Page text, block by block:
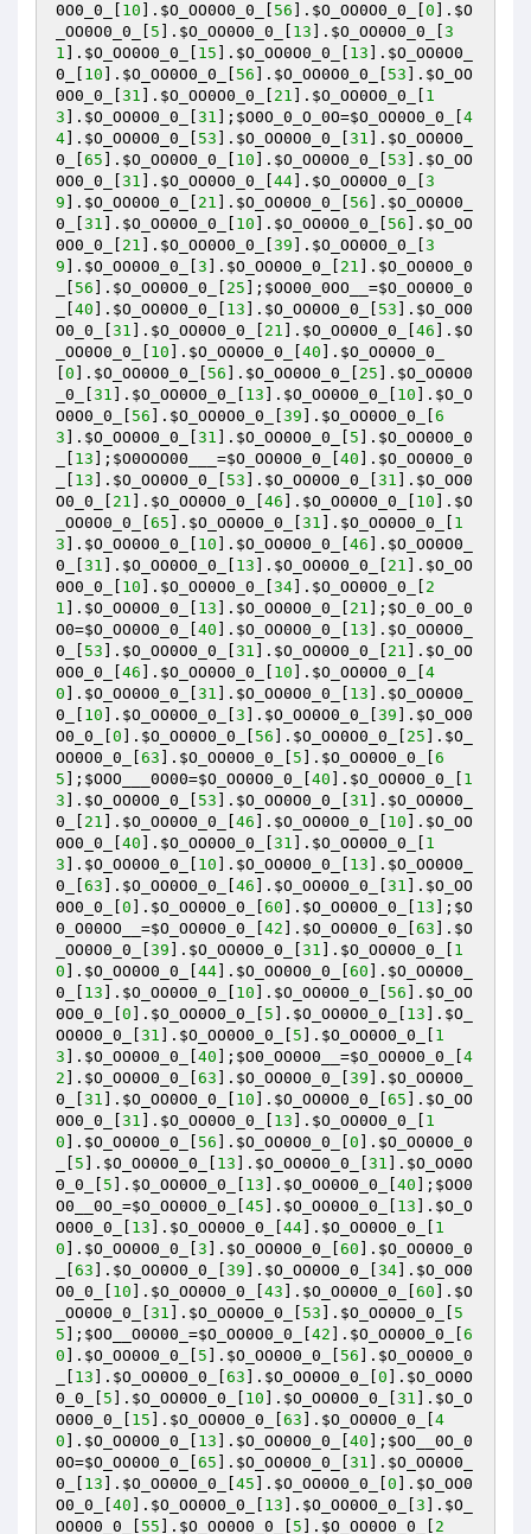
0O0_0_
10 ]. $O_OO0O0_0_ 56 ]. $O_OO0O0_0_ 0 ]. $O
_OO0O0_0_
5 ]. $O_OO0O0_0_ 13 ]. $O_OO0O0_0_
3
1 ]. $O_OO0O0_0_ 15 ]. $O_OO0O0_0_ 13 ]. $O_OO0O0_
0_
10 ]. $O_OO0O0_0_ 56 ]. $O_OO0O0_0_ 53 ]. $O_OO
0O0_0_
31 ]. $O_OO0O0_0_ 21 ]. $O_OO0O0_0_
1
3 ]. $O_OO0O0_0_ 31 ]; $O0O_0_O_0O=$O_OO0O0_0_
4
4 ]. $O_OO0O0_0_ 53 ]. $O_OO0O0_0_ 31 ]. $O_OO0O0_
0_
65 ]. $O_OO0O0_0_ 10 ]. $O_OO0O0_0_ 53 ]. $O_OO
0O0_0_
31 ]. $O_OO0O0_0_ 44 ]. $O_OO0O0_0_
3
9 ]. $O_OO0O0_0_ 21 ]. $O_OO0O0_0_ 56 ]. $O_OO0O0_
0_
31 ]. $O_OO0O0_0_ 10 ]. $O_OO0O0_0_ 56 ]. $O_OO
0O0_0_
21 ]. $O_OO0O0_0_ 39 ]. $O_OO0O0_0_
3
9 ]. $O_OO0O0_0_ 3 ]. $O_OO0O0_0_ 21 ]. $O_OO0O0_0
56 ]. $O_OO0O0_0_ 25 ]; $OO00_0OO__ =$O_OO0O0_0
40 ]. $O_OO0O0_0_ 13 ]. $O_OO0O0_0_ 53 ]. $O_OO0
O0_0_
31 ]. $O_OO0O0_0_ 21 ]. $O_OO0O0_0_ 46 ]. $O
_OO0O0_0_
10 ]. $O_OO0O0_0_ 40 ]. $O_OO0O0_0_
0 ]. $O_OO0O0_0_ 56 ]. $O_OO0O0_0_ 25 ]. $O_OO0O0
_0_
31 ]. $O_OO0O0_0_ 13 ]. $O_OO0O0_0_ 10 ]. $O_O
O0O0_0_
56 ]. $O_OO0O0_0_ 39 ]. $O_OO0O0_0_
6
3 ]. $O_OO0O0_0_ 31 ]. $O_OO0O0_0_ 5 ]. $O_OO0O0_0
13 ]; $O0OOO00___ =$O_OO0O0_0_ 40 ]. $O_OO0O0_0
13 ]. $O_OO0O0_0_ 53 ]. $O_OO0O0_0_ 31 ]. $O_OO0
O0_0_
21 ]. $O_OO0O0_0_ 46 ]. $O_OO0O0_0_ 10 ]. $O
_OO0O0_0_
65 ]. $O_OO0O0_0_ 31 ]. $O_OO0O0_0_
1
3 ]. $O_OO0O0_0_ 10 ]. $O_OO0O0_0_ 46 ]. $O_OO0O0_
0_
31 ]. $O_OO0O0_0_ 13 ]. $O_OO0O0_0_ 21 ]. $O_OO
0O0_0_
10 ]. $O_OO0O0_0_ 34 ]. $O_OO0O0_0_
2
1 ]. $O_OO0O0_0_ 13 ]. $O_OO0O0_0_ 21 ]; $O_0_OO_0
O0=$O_OO0O0_0_ 40 ]. $O_OO0O0_0_ 13 ]. $O_OO0O0_
0_
53 ]. $O_OO0O0_0_ 31 ]. $O_OO0O0_0_ 21 ]. $O_OO
0O0_0_
46 ]. $O_OO0O0_0_ 10 ]. $O_OO0O0_0_
4
0 ]. $O_OO0O0_0_ 31 ]. $O_OO0O0_0_ 13 ]. $O_OO0O0_
0_
10 ]. $O_OO0O0_0_ 3 ]. $O_OO0O0_0_ 39 ]. $O_OO0
O0_0_
0 ]. $O_OO0O0_0_ 56 ]. $O_OO0O0_0_ 25 ]. $O_
OO0O0_0_
63 ]. $O_OO0O0_0_ 5 ]. $O_OO0O0_0_
6
5 ]; $OOO___0O00=$O_OO0O0_0_ 40 ]. $O_OO0O0_0_
1
3 ]. $O_OO0O0_0_ 53 ]. $O_OO0O0_0_ 31 ]. $O_OO0O0_
0_
21 ]. $O_OO0O0_0_ 46 ]. $O_OO0O0_0_ 10 ]. $O_OO
0O0_0_
40 ]. $O_OO0O0_0_ 31 ]. $O_OO0O0_0_
1
3 ]. $O_OO0O0_0_ 10 ]. $O_OO0O0_0_ 13 ]. $O_OO0O0_
0_
63 ]. $O_OO0O0_0_ 46 ]. $O_OO0O0_0_ 31 ]. $O_OO
0O0_0_
0 ]. $O_OO0O0_0_ 60 ]. $O_OO0O0_0_ 13 ]; $O
0_O00OO__ =$O_OO0O0_0_ 42 ]. $O_OO0O0_0_ 63 ]. $O
_OO0O0_0_
39 ]. $O_OO0O0_0_ 31 ]. $O_OO0O0_0_
1
0 ]. $O_OO0O0_0_ 44 ]. $O_OO0O0_0_ 60 ]. $O_OO0O0_
0_
13 ]. $O_OO0O0_0_ 10 ]. $O_OO0O0_0_ 56 ]. $O_OO
0O0_0_
0 ]. $O_OO0O0_0_ 5 ]. $O_OO0O0_0_ 13 ]. $O_
OO0O0_0_
31 ]. $O_OO0O0_0_ 5 ]. $O_OO0O0_0_
1
3 ]. $O_OO0O0_0_ 40 ]; $O0_OO0O0__ =$O_OO0O0_0_
4
2 ]. $O_OO0O0_0_ 63 ]. $O_OO0O0_0_ 39 ]. $O_OO0O0_
0_
31 ]. $O_OO0O0_0_ 10 ]. $O_OO0O0_0_ 65 ]. $O_OO
0O0_0_
31 ]. $O_OO0O0_0_ 13 ]. $O_OO0O0_0_
1
0 ]. $O_OO0O0_0_ 56 ]. $O_OO0O0_0_ 0 ]. $O_OO0O0_0
5 ]. $O_OO0O0_0_ 13 ]. $O_OO0O0_0_ 31 ]. $O_OO0O
0_0_
5 ]. $O_OO0O0_0_ 13 ]. $O_OO0O0_0_ 40 ]; $OO0
O0__0O_ =$O_OO0O0_0_ 45 ]. $O_OO0O0_0_ 13 ]. $O_O
O0O0_0_
13 ]. $O_OO0O0_0_ 44 ]. $O_OO0O0_0_
1
0 ]. $O_OO0O0_0_ 3 ]. $O_OO0O0_0_ 60 ]. $O_OO0O0_0
63 ]. $O_OO0O0_0_ 39 ]. $O_OO0O0_0_ 34 ]. $O_OO0
O0_0_
10 ]. $O_OO0O0_0_ 43 ]. $O_OO0O0_0_ 60 ]. $O
_OO0O0_0_
31 ]. $O_OO0O0_0_ 53 ]. $O_OO0O0_0_
5
5 ]; $OO__O0O00_ =$O_OO0O0_0_ 42 ]. $O_OO0O0_0_
6
0 ]. $O_OO0O0_0_ 5 ]. $O_OO0O0_0_ 56 ]. $O_OO0O0_0
13 ]. $O_OO0O0_0_ 63 ]. $O_OO0O0_0_ 0 ]. $O_OO0O
0_0_
5 ]. $O_OO0O0_0_ 10 ]. $O_OO0O0_0_ 31 ]. $O_O
O0O0_0_
15 ]. $O_OO0O0_0_ 63 ]. $O_OO0O0_0_
4
0 ]. $O_OO0O0_0_ 13 ]. $O_OO0O0_0_ 40 ]; $OO__0O_0
0O=$O_OO0O0_0_ 65 ]. $O_OO0O0_0_ 31 ]. $O_OO0O0_
0_
13 ]. $O_OO0O0_0_ 45 ]. $O_OO0O0_0_ 0 ]. $O_OO0
O0_0_
40 ]. $O_OO0O0_0_ 13 ]. $O_OO0O0_0_ 3 ]. $O_
OO0O0_0_
55 ]. $O_OO0O0_0_ 5 ]. $O_OO0O0_0_
2